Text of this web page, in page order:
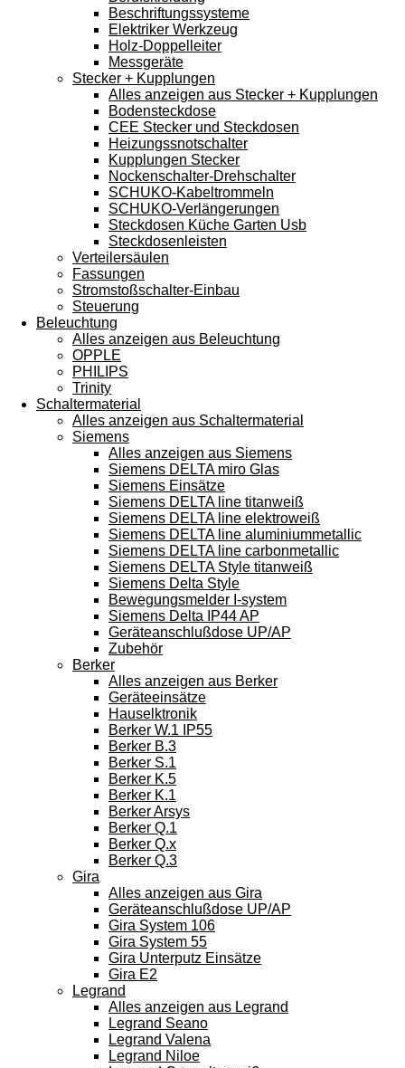
Beschriftungssysteme
Elektriker Werkzeug
Holz-Doppelleiter
Messgeräte
Stecker + Kupplungen
Alles anzeigen aus Stecker + Kupplungen
Bodensteckdose
CEE Stecker und Steckdosen
Heizungssnotschalter
Kupplungen Stecker
Nockenschalter-Drehschalter
SCHUKO-Kabeltrommeln
SCHUKO-Verlängerungen
Steckdosen Küche Garten Usb
Steckdosenleisten
Verteilersäulen
Fassungen
Stromstoßschalter-Einbau
Steuerung
Beleuchtung
Alles anzeigen aus Beleuchtung
OPPLE
PHILIPS
Trinity
Schaltermaterial
Alles anzeigen aus Schaltermaterial
Siemens
Alles anzeigen aus Siemens
Siemens DELTA miro Glas
Siemens Einsätze
Siemens DELTA line titanweiß
Siemens DELTA line elektroweiß
Siemens DELTA line aluminiummetallic
Siemens DELTA line carbonmetallic
Siemens DELTA Style titanweiß
Siemens Delta Style
Bewegungsmelder I-system
Siemens Delta IP44 AP
Geräteanschlußdose UP/AP
Zubehör
Berker
Alles anzeigen aus Berker
Geräteeinsätze
Hauselktronik
Berker W.1 IP55
Berker B.3
Berker S.1
Berker K.5
Berker K.1
Berker Arsys
Berker Q.1
Berker Q.x
Berker Q.3
Gira
Alles anzeigen aus Gira
Geräteanschlußdose UP/AP
Gira System 106
Gira System 55
Gira Unterputz Einsätze
Gira E2
Legrand
Alles anzeigen aus Legrand
Legrand Seano
Legrand Valena
Legrand Niloe